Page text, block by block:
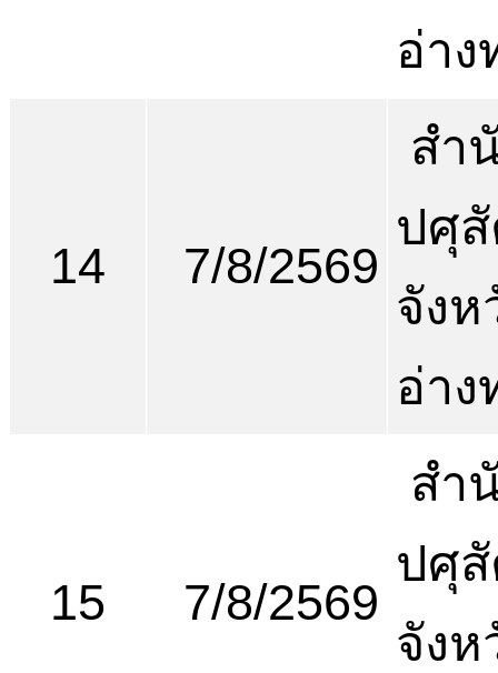
อ่าง
14 7/8/2569
สำ
ปศุ
จังห
อ่าง
15 7/8/2569
สำ
ปศุ
จังห